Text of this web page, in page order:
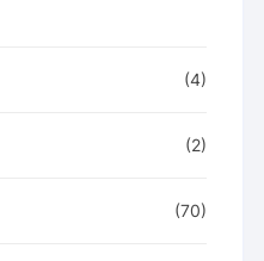
(4)
(2)
(70)